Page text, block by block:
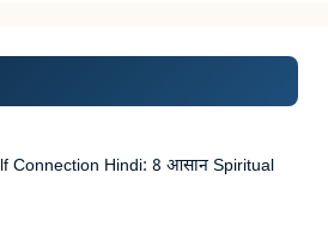
Connection Hindi: 8 आसान Spiritual